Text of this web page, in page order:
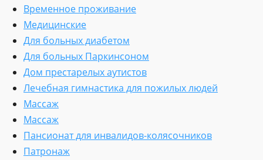
Временное проживание
Медицинские
Для больных диабетом
Для больных Паркинсоном
Дом престарелых аутистов
Лечебная гимнастика для пожилых людей
Массаж
Массаж
Пансионат для инвалидов-колясочников
Патронаж